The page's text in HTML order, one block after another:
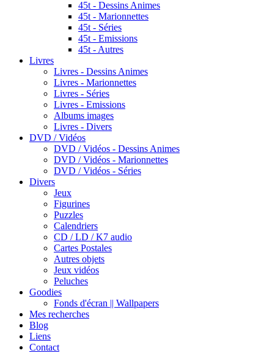
45t - Dessins Animes
45t - Marionnettes
45t - Séries
45t - Emissions
45t - Autres
Livres
Livres - Dessins Animes
Livres - Marionnettes
Livres - Séries
Livres - Emissions
Albums images
Livres - Divers
DVD / Vidéos
DVD / Vidéos - Dessins Animes
DVD / Vidéos - Marionnettes
DVD / Vidéos - Séries
Divers
Jeux
Figurines
Puzzles
Calendriers
CD / LD / K7 audio
Cartes Postales
Autres objets
Jeux vidéos
Peluches
Goodies
Fonds d'écran || Wallpapers
Mes recherches
Blog
Liens
Contact